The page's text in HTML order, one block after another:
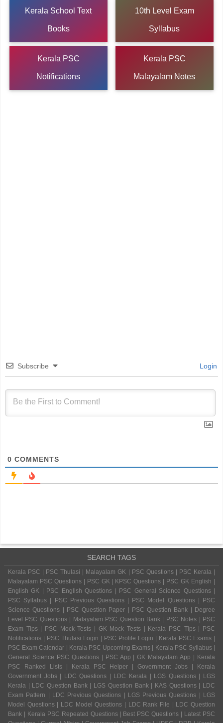
Kerala School Text
Books
10th Level Exam
Syllabus
Kerala PSC
Notifications
Kerala PSC
Malayalam Notes
Subscribe Login
0 COMMENTS
SEARCH TAGS
Kerala PSC | PSC Thulasi | Malayalam GK | PSC Questions | PSC Kerala |
Malayalam PSC Questions | PSC GK | KPSC Questions | PSC GK English |
English GK | PSC English Questions | PSC General Science Questions |
PSC Syllabus | PSC Previous Questions | PSC Model Questions | PSC
Science Questions | PSC Question Paper | PSC Question Bank | Degree
Level PSC Questions | Malayalam PSC Question Bank | PSC Notes | PSC
Exam Tips | PSC Mock Tests | GK Mock Tests | Kerala PSC Tips | PSC
Notifications | PSC Thulasi Login | PSC Profile Login | Kerala PSC Exams |
PSC Exam Calendar | Kerala PSC Upcoming Exams | Kerala PSC Syllabus |
General Science PSC Questions | PSC App | GK Malayalam App | Kerala
PSC Ranked Lists | Kerala PSC Helper | Government Jobs | Kerala
Government Jobs | LDC Questions | LDC Kerala | LGS Questions | LGS
Kerala | LDC Question Bank | LGS Question Bank | KAS Questions | LDC
Exam Pattern | LDC Previous Questions | LGS Previous Questions | LGS
Model Questions | LDC Model Questions | LDC Rank File | LDC Question
Bank | Kerala PSC Repeated Questions | Best PSC Questions | Latest PSC